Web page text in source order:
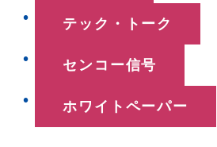
テック・トーク
センコー信号
ホワイトペーパー